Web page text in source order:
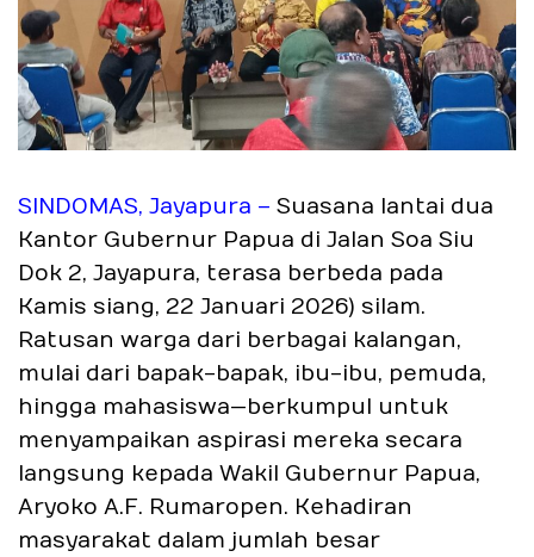
SINDOMAS, Jayapura – Suasana lantai dua
Kantor Gubernur Papua di Jalan Soa Siu
Dok 2, Jayapura, terasa berbeda pada
Kamis siang, 22 Januari 2026) silam.
Ratusan warga dari berbagai kalangan,
mulai dari bapak-bapak, ibu-ibu, pemuda,
hingga mahasiswa—berkumpul untuk
menyampaikan aspirasi mereka secara
langsung kepada Wakil Gubernur Papua,
Aryoko A.F. Rumaropen. Kehadiran
masyarakat dalam jumlah besar